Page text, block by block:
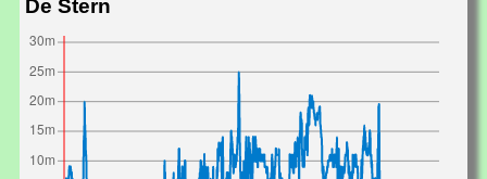
De Stern